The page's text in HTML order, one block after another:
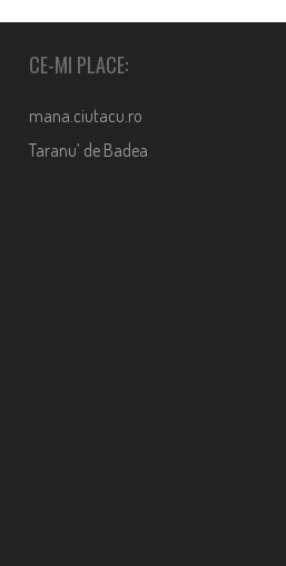
CE-MI PLACE:
mana.ciutacu.ro
Taranu’ de Badea